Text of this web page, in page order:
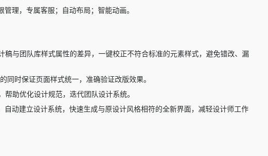
理，专属客服；自动布局；智能动画。
与团队库样式属性的差异，一键校正不符合标准的元素样式，避免错改、漏
同时保证页面样式统一，准确验证改版效果。
助优化设计规范，迭代团队设计系统。
动建立设计系统，快速生成与原设计风格相符的全新界面，减轻设计师工作